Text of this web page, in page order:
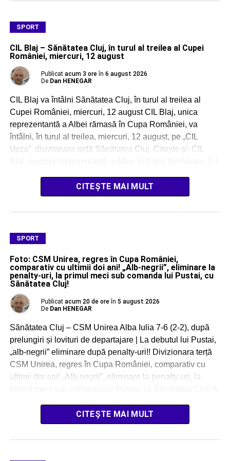
SPORT
CIL Blaj – Sănătatea Cluj, în turul al treilea al Cupei
României, miercuri, 12 august
Publicat acum 3 ore în 6 august 2026
De Dan HENEGAR
CIL Blaj va întâlni Sănătatea Cluj, în turul al treilea al
Cupei României, miercuri, 12 august CIL Blaj, unica
reprezentantă a Albei rămasă în Cupa României, va
întâlni, în turul al treilea, miercuri, 12 august, pe „CIL
Veza”, divizionara terță Sănătatea Cluj. Citește și: CIL
CITEȘTE MAI MULT
SPORT
Foto: CSM Unirea, regres în Cupa României,
comparativ cu ultimii doi ani! „Alb-negrii”, eliminare la
penalty-uri, la primul meci sub comanda lui Pustai, cu
Sănătatea Cluj!
Publicat acum 20 de ore în 5 august 2026
De Dan HENEGAR
Sănătatea Cluj – CSM Unirea Alba Iulia 7-6 (2-2), după
prelungiri și lovituri de departajare | La debutul lui Pustai,
„alb-negrii” eliminare după penalty-uri!! Divizionara terță
CSM Unirea, regres în Cupa României, comparativ cu
ultimii doi ani! „Alb-negrii”, eliminare la penalty-uri, la
CITEȘTE MAI MULT